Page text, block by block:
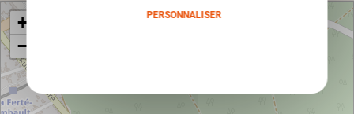
+
−
PERSONNALISER